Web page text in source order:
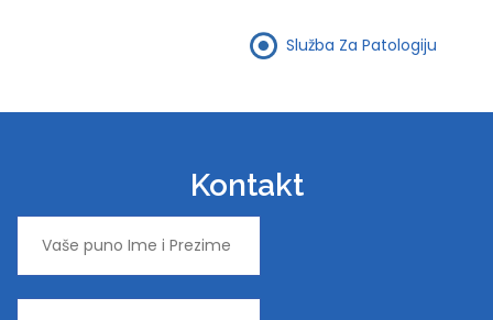
Služba Za Patologiju
Kontakt